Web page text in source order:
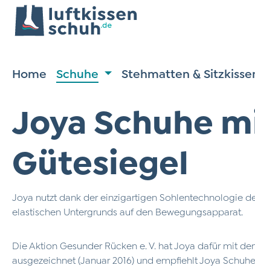
Hauptinhalt springen
Zur Suche springen
Zur Hauptnavigation springen
Home Schuhe Stehmatten &
Joya Schuhe
Gütesiegel
Joya nutzt dank der einzigartigen Sohlentechnologie
elastischen Untergrunds auf den Bewegungsapparat.
Die Aktion Gesunder Rücken e. V. hat Joya dafür mit
ausgezeichnet (Januar 2016) und empfiehlt Joya